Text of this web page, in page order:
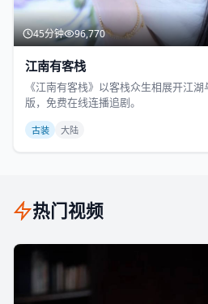
45分钟 96,770
江南有客栈
《江南有客栈》以客栈众生相展开江
版，免费在线连播追剧。
古装 大陆
热门视频